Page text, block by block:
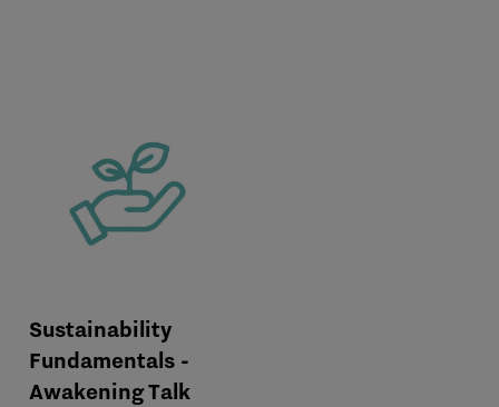
Sustainability
Fundamentals -
Awakening Talk